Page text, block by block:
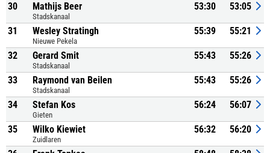
30 Mathijs Beer
Stadskanaal
53:30 53:05
31 Wesley Stratingh
Nieuwe Pekela
55:39 55:21
32 Gerard Smit
Stadskanaal
55:43 55:26
33 Raymond van Beilen
Stadskanaal
55:43 55:26
34 Stefan Kos
Gieten
56:24 56:07
35 Wilko Kiewiet
Zuidlaren
56:32 56:20